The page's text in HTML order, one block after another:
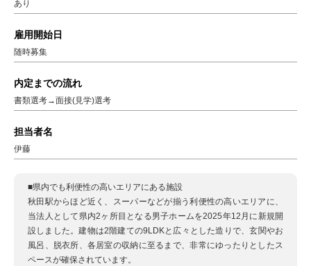
あり
雇用開始日
随時募集
内定までの流れ
書類選考→面接(見学)選考
担当者名
伊藤
■県内でも利便性の高いエリアにある施設
秋田駅からほど近く、スーパーなどが揃う利便性の高いエリアに、
当法人として県内2ヶ所目となる男子ホームを2025年12月に新規開
設しました。建物は2階建ての9LDKと広々とした造りで、玄関やお
風呂、脱衣所、各居室の収納に至るまで、非常にゆったりとしたス
ペースが確保されています。